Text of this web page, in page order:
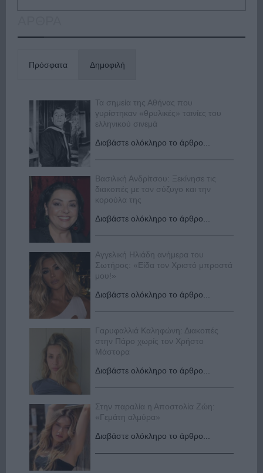
Πρόσφατα Δημοφιλή
Τα σημεία της Αθήνας που
γυρίστηκαν «θρυλικές» ταινίες του
ελληνικού σινεμά
Διαβάστε ολόκληρο το άρθρο...
Βασιλική Ανδρίτσου: Ξεκίνησε τις
διακοπές με τον σύζυγο και την
κορούλα της
Διαβάστε ολόκληρο το άρθρο...
Αγγελική Ηλιάδη ανήμερα του
Σωτήρος: «Είδα τον Χριστό μπροστά
μου!»
Διαβάστε ολόκληρο το άρθρο...
Γαρυφαλλιά Καληφώνη: Διακοπές
στην Πάρο χωρίς τον Χρήστο
Μάστορα
Διαβάστε ολόκληρο το άρθρο...
Στην παραλία η Αποστολία Ζώη:
«Γεμάτη αλμύρα»
Διαβάστε ολόκληρο το άρθρο...